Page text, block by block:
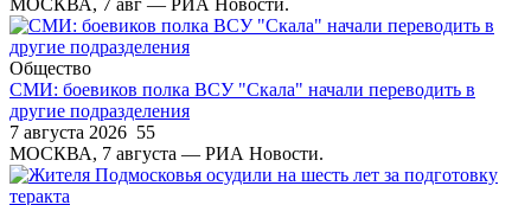
Общество
СМИ: боевиков полка ВСУ "Скала" начали переводить в
другие подразделения
7 августа 2026 55
МОСКВА, 7 августа — РИА Новости.